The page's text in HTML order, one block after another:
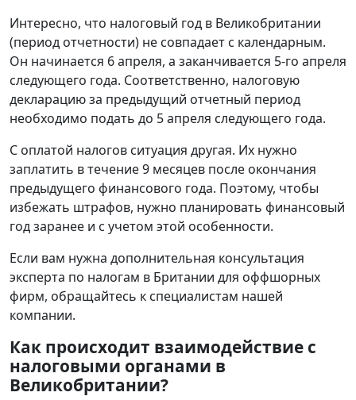
Интересно, что налоговый год в Великобритании
(период отчетности) не совпадает с календарным.
Он начинается 6 апреля, а заканчивается 5-го апреля
следующего года. Соответственно, налоговую
декларацию за предыдущий отчетный период
необходимо подать до 5 апреля следующего года.
С оплатой налогов ситуация другая. Их нужно
заплатить в течение 9 месяцев после окончания
предыдущего финансового года. Поэтому, чтобы
избежать штрафов, нужно планировать финансовый
год заранее и с учетом этой особенности.
Если вам нужна дополнительная консультация
эксперта по налогам в Британии для оффшорных
фирм, обращайтесь к специалистам нашей
компании.
Как происходит взаимодействие с
налоговыми органами в
Великобритании?